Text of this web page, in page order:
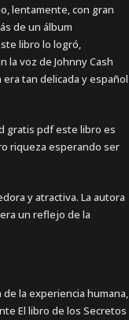
lentamente, con gran
de un álbum
libro lo logró,
la voz de Johnny Cash
tan delicada y español
gratis pdf este libro es
riqueza esperando ser
y atractiva. La autora
un reflejo de la
la experiencia humana,
El libro de los Secretos